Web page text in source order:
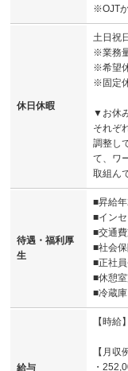
※OJT
休日休暇
土日祝
※業務
※希望
※固定
▼お休
それぞ
調整し
て、ワ
取組ん
待遇・福利厚
生
■昇給年
■イン
■交通費
■社会
■正社
■休憩
■冷蔵
給与
【時給
【月収
・